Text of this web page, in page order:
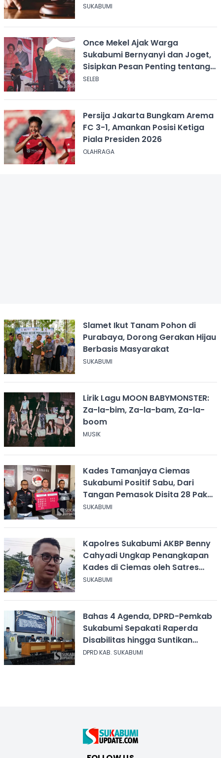
SUKABUMI
Once Mekel Ajak Warga
Sukabumi Bernyanyi dan Joget,
Sisipkan Pesan Penting tentang
ASI
SELEB
Persija Jakarta Bungkam Arema
FC 3-1, Amankan Posisi Ketiga
Piala Presiden 2026
OLAHRAGA
Slamet Ikut Tanam Pohon di
Purabaya, Dorong Gerakan Hijau
Berbasis Masyarakat
SUKABUMI
Lirik Lagu MOON BABYMONSTER:
Za-la-bim, Za-la-bam, Za-la-
boom
MUSIK
Kades Tamanjaya Ciemas
Sukabumi Positif Sabu, Dari
Tangan Pemasok Disita 28 Paket
Narkoba
SUKABUMI
Kapolres Sukabumi AKBP Benny
Cahyadi Ungkap Penangkapan
Kades di Ciemas oleh Satres
Narkoba
SUKABUMI
Bahas 4 Agenda, DPRD-Pemkab
Sukabumi Sepakati Raperda
Disabilitas hingga Suntikan
Modal Perum Pesona Wisata
DPRD KAB. SUKABUMI